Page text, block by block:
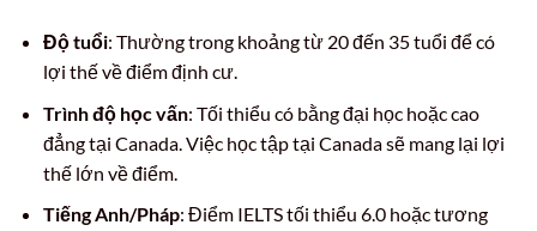
Độ tuổi: Thường trong khoảng từ 20 đến 35 tuổi để có
lợi thế về điểm định cư.
Trình độ học vấn: Tối thiểu có bằng đại học hoặc cao
đẳng tại Canada. Việc học tập tại Canada sẽ mang lại lợi
thế lớn về điểm.
Tiếng Anh/Pháp: Điểm IELTS tối thiểu 6.0 hoặc tương